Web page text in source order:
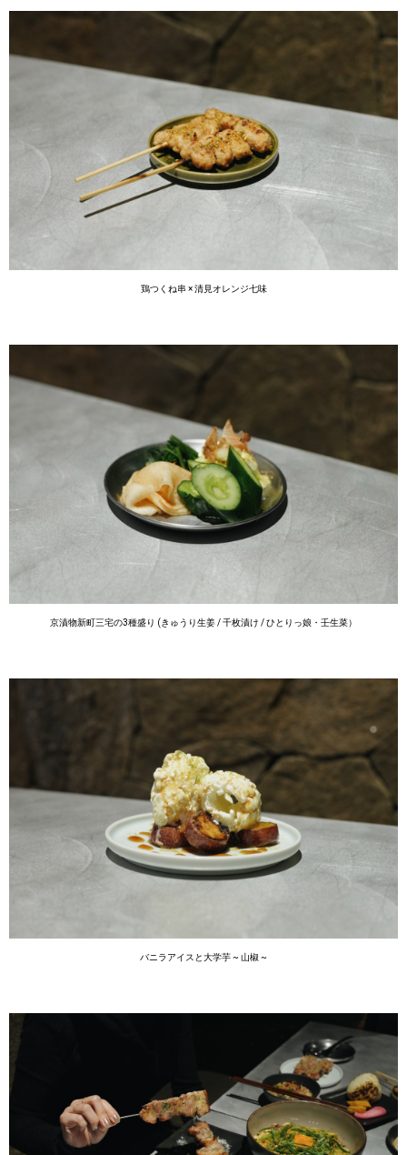
鶏つくね串 × 清見オレンジ七味
京漬物新町三宅の3種盛り (きゅうり生姜 / 千枚漬け / ひとりっ娘・壬生菜）
バニラアイスと大学芋 ~ 山椒 ~